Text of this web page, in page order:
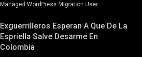
Managed WordPress Migration User
Exguerrilleros Esperan A Que De La
Espriella Salve Desarme En
Colombia